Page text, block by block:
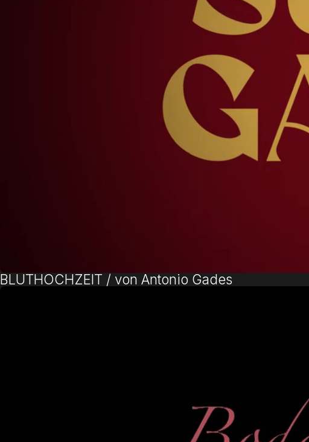
BLUTHOCHZEIT / von Antonio Gades